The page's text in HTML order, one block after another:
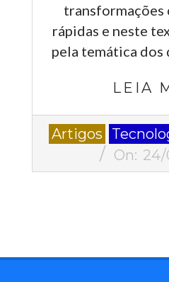
transformações
rápidas e neste
pela temática dos
LEIA
2023-
05-
Artigos
On: 24/